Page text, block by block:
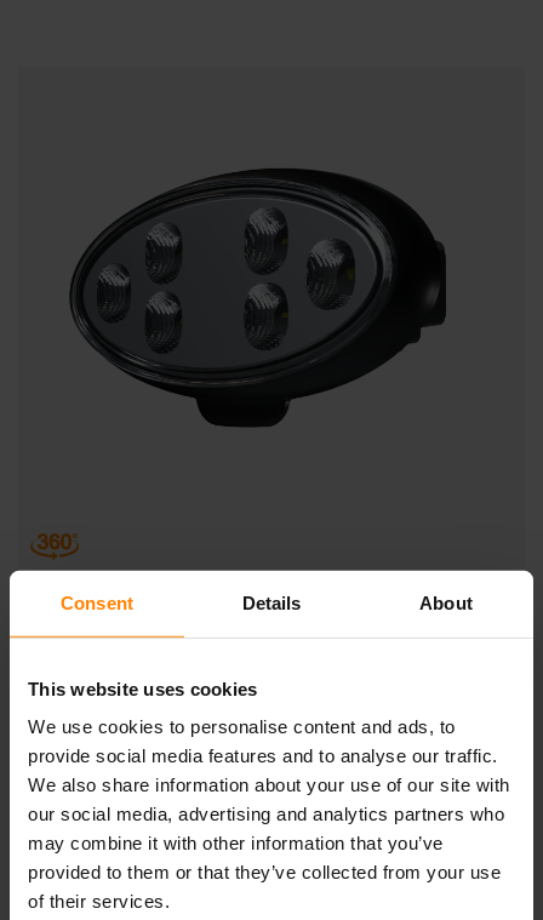
Consent Details About
This website uses cookies
We use cookies to personalise content and ads, to
provide social media features and to analyse our traffic.
We also share information about your use of our site with
our social media, advertising and analytics partners who
may combine it with other information that you’ve
provided to them or that they’ve collected from your use
of their services.
SATO PRO 745 SNAP-IN
agricultural vehicles, and a tempered glass lens for
excellent chemical resistance, the Sato PRO 745 Snap-In
is ready to hit the fields. Thanks to the perfect color
rendering that allows you to see clearly and easily
distinguish different materials, this work light will make
your job easier and more efficient. Unwanted electrical
interference will not compromise the operation of your
vehicle as this light is ECE R10-approved. The hassle-free
Sato PRO 745 Snap-In is a plug-and-play replacement for
other oval work lights on the market. An excellent fit for